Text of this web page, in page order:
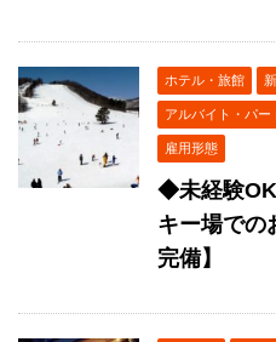
ホテル・旅館
アルバイト・パー
雇用形態
◆未経験
キー場での
完備】